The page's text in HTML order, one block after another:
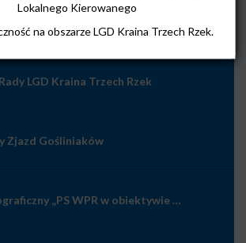
LGD Kraina Trzech Rzek
Zjazd Gośliniaków
Konkurs fotograficzny „PS WPR w obiektywie – wieś wczoraj, dziś i jutro”
Lokalnego Kierowanego
na obszarze LGD Kraina Trzech Rzek.